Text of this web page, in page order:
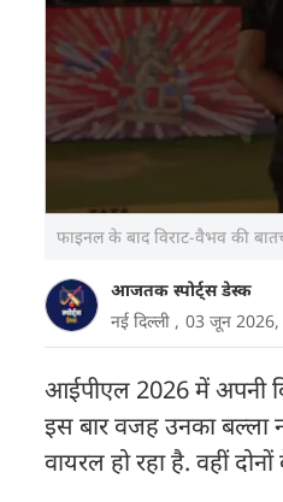
फाइनल के बाद विराट-वैभव की
आजतक स्पोर्ट्स डेस्क
नई दिल्ली , 03 जून 2026,
आईपीएल 2026 में अपनी
इस बार वजह उनका बल्ला
वायरल हो रहा है. वहीं